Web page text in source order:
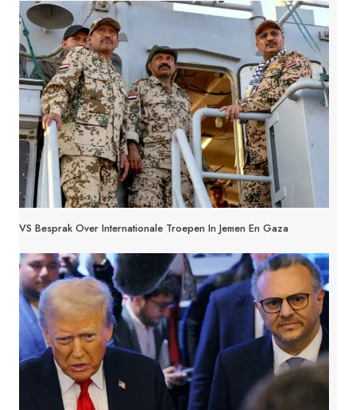
VS Besprak Over Internationale Troepen In Jemen En Gaza